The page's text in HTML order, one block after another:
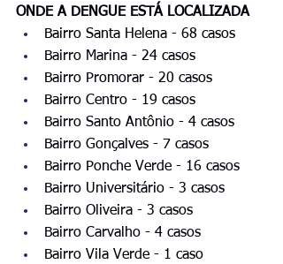
ONDE A DENGUE ESTÁ LOCALIZADA
Bairro Santa Helena - 68 casos
Bairro Marina - 24 casos
Bairro Promorar - 20 casos
Bairro Centro - 19 casos
Bairro Santo Antônio - 4 casos
Bairro Gonçalves - 7 casos
Bairro Ponche Verde - 16 casos
Bairro Universitário - 3 casos
Bairro Oliveira - 3 casos
Bairro Carvalho - 4 casos
Bairro Vila Verde - 1 caso